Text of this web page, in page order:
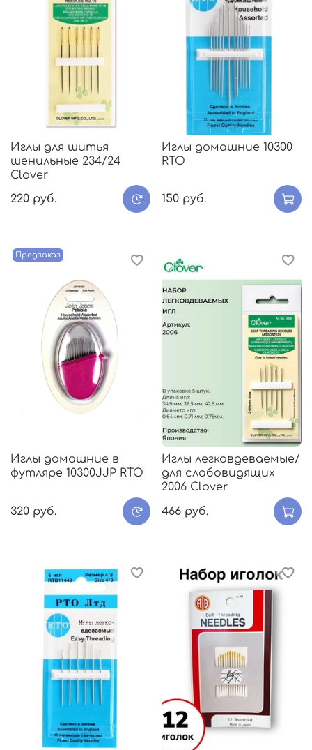
Иглы для шитья
шенильные 234/24
Clover
220 руб.
Иглы домашние 10300
RTO
150 руб.
Предзаказ
Иглы домашние в
футляре 10300JJP RTO
320 руб.
Иглы легковдеваемые/
для слабовидящих
2006 Clover
466 руб.